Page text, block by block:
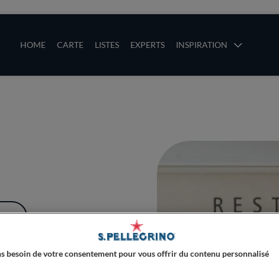
HOME CARTE LISTES EXPERTS INSPIRATION
besoin de votre consentement pour vous offrir du contenu personnalisé